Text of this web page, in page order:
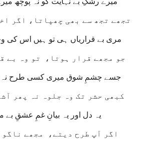
تجھے تجھ سے بھی چھپاتا، اگر
مری بے قراریاں ہی تو ہیں اس کی
جو مجھے قرار ہوتا، تو وہ بے
جسے چشمِ شوق میری کسی طرح نہ
کبھی حشر تک وہ جلوہ نہ پھر
یہ دل اور یہ بیانِ غمِ عشقِ بے
اگر آپ طرح دیتے، مجھے